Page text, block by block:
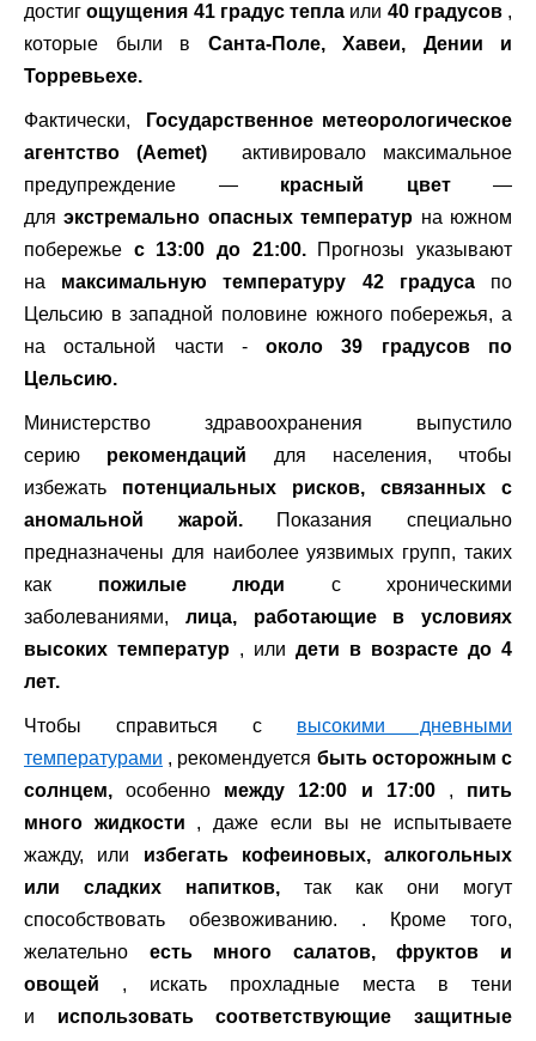
достигощущения 41 градус тепла или 40 градусов,
которые были в Санта-Поле, Хавеи, Дении и
Торревьехе.
Фактически,
Государственное метеорологическое
агентство (Aemet)
активировало максимальное
предупреждение — красный цвет—
дляэкстремально опасных температур на южном
побережье с 13:00 до 21:00. Прогнозы указывают
на максимальную температуру 42 градусапо
Цельсию в западной половине южного побережья, а
на остальной части -около 39 градусов по
Цельсию.
Министерство здравоохранения выпустило
серию рекомендаций для населения, чтобы
избежать потенциальных рисков, связанных с
аномальной жарой. Показания специально
предназначены для наиболее уязвимых групп, таких
как пожилые люди с хроническими
заболеваниями, лица, работающие в условиях
высоких температур , или дети в возрасте до 4
лет.
Чтобы справиться с высокими дневными
температурами , рекомендуется быть осторожным с
солнцем, особенно между 12:00 и 17:00, пить
много жидкости , даже если вы не испытываете
жажду, или избегать кофеиновых, алкогольных
или сладких напитков, так как они могут
способствовать обезвоживанию. . Кроме того,
желательно есть много салатов, фруктов и
овощей , искать прохладные места в тени
и использовать соответствующие защитные